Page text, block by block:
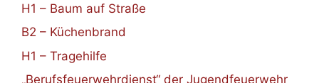
H1 – Baum auf Straße
B2 – Küchenbrand
H1 – Tragehilfe
„Berufsfeuerwehrdienst“ der Jugendfeuerwehr